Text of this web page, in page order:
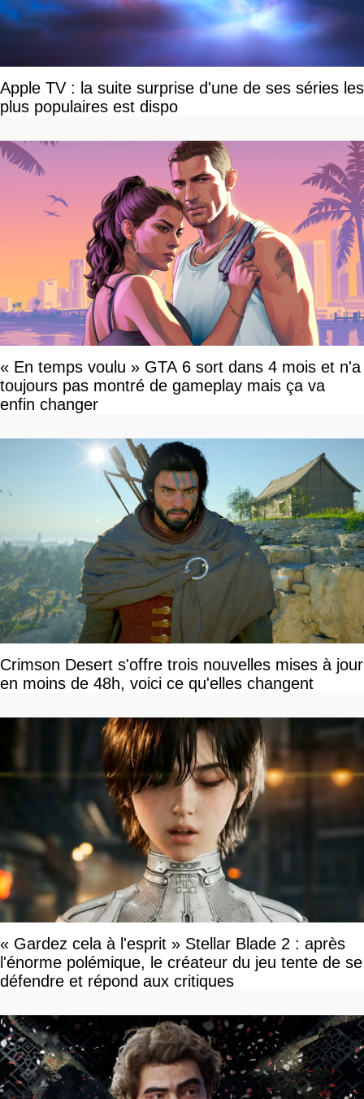
Apple TV : la suite surprise d'une de ses séries les
plus populaires est dispo
« En temps voulu » GTA 6 sort dans 4 mois et n'a
toujours pas montré de gameplay mais ça va
enfin changer
Crimson Desert s'offre trois nouvelles mises à jour
en moins de 48h, voici ce qu'elles changent
« Gardez cela à l'esprit » Stellar Blade 2 : après
l'énorme polémique, le créateur du jeu tente de se
défendre et répond aux critiques